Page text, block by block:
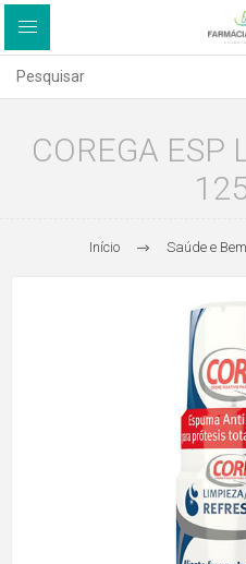
COREGA ESP
Início Saúde e